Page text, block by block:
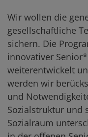
Wir wollen die
gesellschaftliche
sichern. Die
innovativer
weiterentwickelt
werden wir
und
Sozialstruktur und
Sozialraum